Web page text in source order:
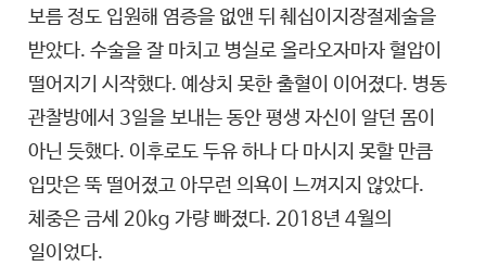
보름 정도 입원해 염증을 없앤 뒤 췌십이지장절제술을
받았다. 수술을 잘 마치고 병실로 올라오자마자 혈압이
떨어지기 시작했다. 예상치 못한 출혈이 이어졌다. 병동
관찰방에서 3일을 보내는 동안 평생 자신이 알던 몸이
아닌 듯했다. 이후로도 두유 하나 다 마시지 못할 만큼
입맛은 뚝 떨어졌고 아무런 의욕이 느껴지지 않았다.
체중은 금세 20kg 가량 빠졌다. 2018년 4월의
일이었다.